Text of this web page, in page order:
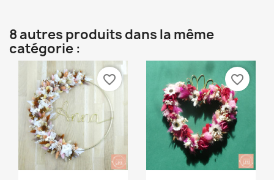
8 autres produits dans la même
catégorie :
favorite_border favorite_border